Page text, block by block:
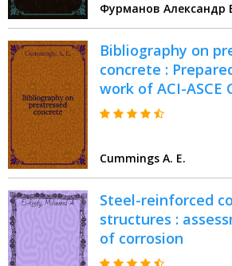
Автореф. дис. на
степ. к.т.н. : Спец.
Фурманов Александр
Bibliography on
concrete :
work of ACI-ASCE
prestressed
Cummings A. E.
Steel-reinforced
structures :
of corrosion